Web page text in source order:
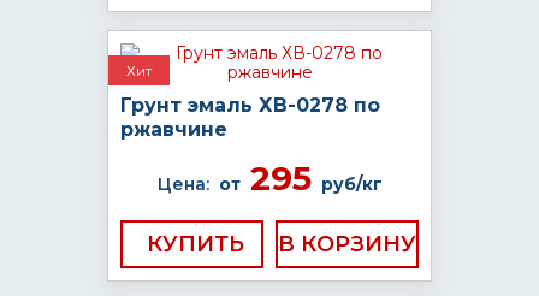
Хит
Грунт эмаль ХВ-0278 по
ржавчине
Цена: от295 руб/кг
КУПИТЬ